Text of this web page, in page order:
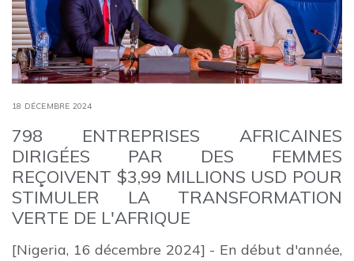
18 DÉCEMBRE 2024
798 ENTREPRISES AFRICAINES
DIRIGÉES PAR DES FEMMES
REÇOIVENT $3,99 MILLIONS USD POUR
STIMULER LA TRANSFORMATION
VERTE DE L'AFRIQUE
[Nigeria, 16 décembre 2024] - En début d'année,